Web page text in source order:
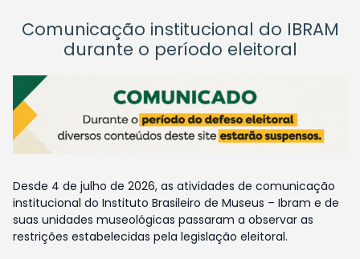
Comunicação institucional do IBRAM
durante o período eleitoral
Desde 4 de julho de 2026, as atividades de comunicação
institucional do Instituto Brasileiro de Museus – Ibram e de
suas unidades museológicas passaram a observar as
restrições estabelecidas pela legislação eleitoral.